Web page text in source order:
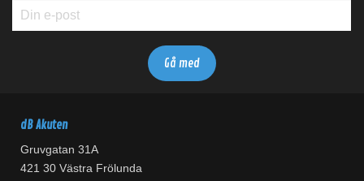
dB Akuten
Gruvgatan 31A
421 30 Västra Frölunda